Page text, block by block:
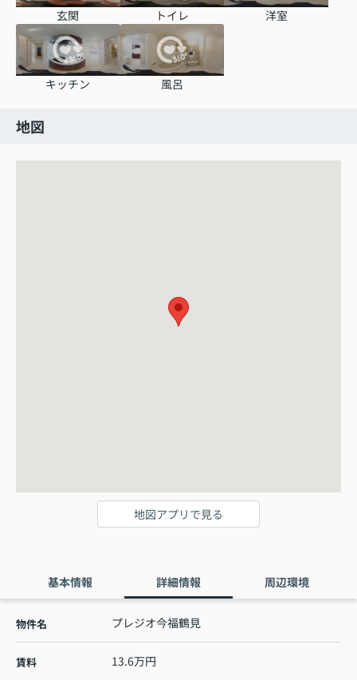
玄関 トイレ 洋室
キッチン 風呂
地図
地図アプリで見る
基本情報 詳細情報 周辺環境
物件名 プレジオ今福鶴見
賃料 13.6万円